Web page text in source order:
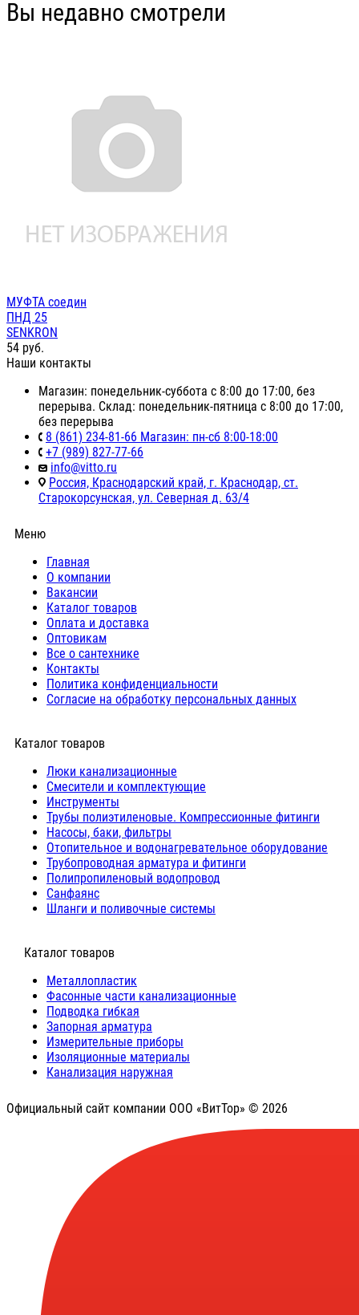
Вы недавно смотрели
МУФТА соедин
ПНД 25
SENKRON
54 руб.
Наши контакты
Магазин: понедельник-суббота с 8:00 до 17:00, без
перерыва. Склад: понедельник-пятница с 8:00 до 17:00,
без перерыва
8 (861) 234-81-66 Магазин: пн-сб 8:00-18:00
+7 (989) 827-77-66
info@vitto.ru
Россия, Краснодарский край, г. Краснодар, ст.
Старокорсунская, ул. Северная д. 63/4
Меню
Главная
О компании
Вакансии
Каталог товаров
Оплата и доставка
Оптовикам
Все о сантехнике
Контакты
Политика конфиденциальности
Согласие на обработку персональных данных
Каталог товаров
Люки канализационные
Cмесители и комплектующие
Инструменты
Трубы полиэтиленовые. Компрессионные фитинги
Насосы, баки, фильтры
Отопительное и водонагревательное оборудование
Трубопроводная арматура и фитинги
Полипропиленовый водопровод
Санфаянс
Шланги и поливочные системы
⠀Каталог товаров
Металлопластик
Фасонные части канализационные
Подводка гибкая
Запорная арматура
Измерительные приборы
Изоляционные материалы
Канализация наружная
Официальный сайт компании ООО «ВитТор» © 2026